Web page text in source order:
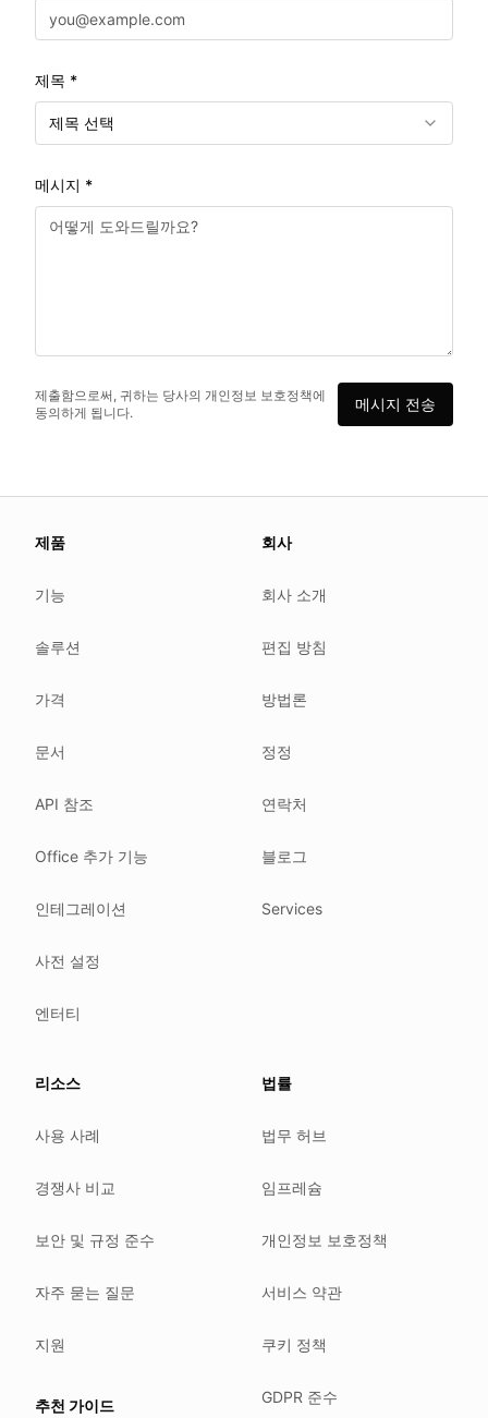
제목 *
제목 선택
메시지 *
제출함으로써, 귀하는 당사의 개인정보 보호정책에
동의하게 됩니다.
메시지 전송
We update this page when our platform or the law
Related reading
How tokens work
Where we comply
Case studies
We follow these rules
ISO/IEC 27001:2022.
NIS2 (EU 2022/2555).
Our promise
We do not train models on your text.
You own your work.
Hetzner holds ISO 27001 certification.
Backups run every day.
제품
기능
솔루션
가격
문서
API 참조
Office 추가 기능
인테그레이션
사전 설정
엔터티
회사
회사 소개
편집 방침
방법론
정정
연락처
블로그
Services
리소스
사용 사례
경쟁사 비교
보안 및 규정 준수
자주 묻는 질문
지원
추천 가이드
법률
법무 허브
임프레슘
개인정보 보호정책
서비스 약관
쿠키 정책
GDPR 준수